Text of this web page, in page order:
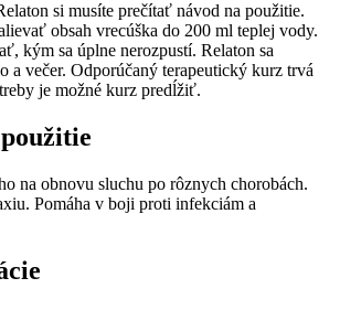
si musíte prečítať návod na použitie.
obsah vrecúška do 200 ml teplej vody.
kým sa úplne nerozpustí. Relaton sa
a večer. Odporúčaný terapeutický kurz trvá
je možné kurz predĺžiť.
na obnovu sluchu po rôznych chorobách.
Pomáha v boji proti infekciám a